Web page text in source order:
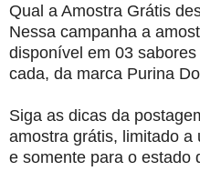
Qual a Amostra Grátis
Nessa campanha a
disponível em 03
cada, da marca Purina
Siga as dicas da
amostra grátis, limitado
e somente para o estado